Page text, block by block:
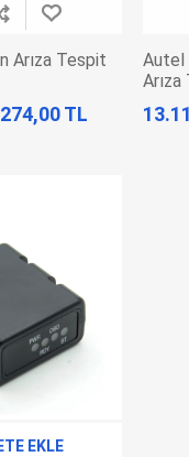
Arıza Tespit
TL
Autel
Arıza
EKLE